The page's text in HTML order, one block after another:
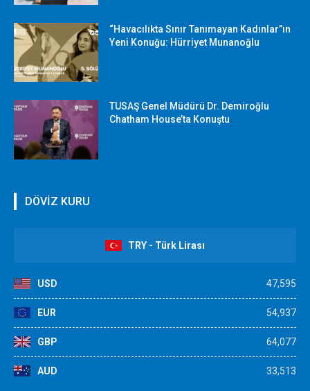
“Havacılıkta Sınır Tanımayan Kadınlar”ın
Yeni Konuğu: Hürriyet Munanoğlu
TUSAŞ Genel Müdürü Dr. Demiroğlu
Chatham House’ta Konuştu
DÖVİZ KURU
TRY - Türk Lirası
USD 47,595
EUR 54,937
GBP 64,077
AUD 33,513